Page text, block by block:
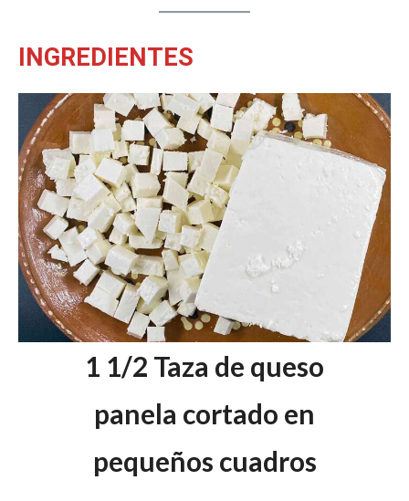
INGREDIENTES
1 1/2 Taza de queso
panela cortado en
pequeños cuadros